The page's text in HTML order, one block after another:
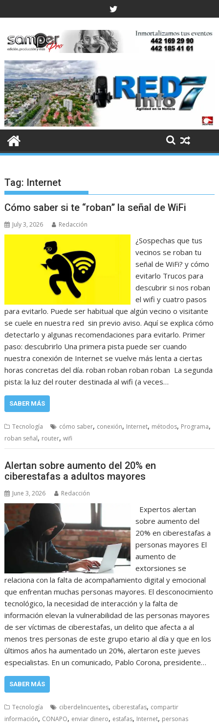
to
Tag: Internet
Cómo saber si te “roban” la señal de WiFi
July 3, 2026 Redacción
¿Sospechas que tus
vecinos se roban tu
señal de WiFi? y cómo
evitarlo Trucos para
descubrir si nos roban
el wifi y cuatro pasos
para evitarlo. Puede ser habitual que algún vecino o visitante
se cuele en nuestra red sin previo aviso. Aquí se explica cómo
detectarlo y algunas recomendaciones para evitarlo. Primer
paso: descubrirlo Una primera pista puede ser cuando
nuestra conexión de Internet se vuelve más lenta a ciertas
horas concretas del día. roban roban roban roban La segunda
pista: la luz del router destinada al wifi (a veces…
SABER MÁS
Tecnología cómo saber, conexión, Internet, métodos, Programa,
roban señal, router,wifi
Alertan sobre aumento del 20% en
ciberestafas a adultos mayores
June 3, 2026 Redacción
Expertos alertan
sobre aumento del
20% en ciberestafas a
personas mayores El
aumento de
extorsiones se
relaciona con la falta de acompañamiento digital y emocional
que enfrentan muchas personas mayores. El desconocimiento
tecnológico, la necesidad de interacción y la falta de
información elevan la vulnerabilidad de las personas mayores
de ser víctimas de ciberestafas, un delito que afecta a al
menos tres personas de este grupo etario al día y que en los
últimos años ha aumentado un 20%, alertaron este jueves
especialistas. En un comunicado, Pablo Corona, presidente…
SABER MÁS
Tecnología ciberdelincuentes, ciberestafas, compartir
información, CONAPO, enviar dinero, estafas, Internet, personas